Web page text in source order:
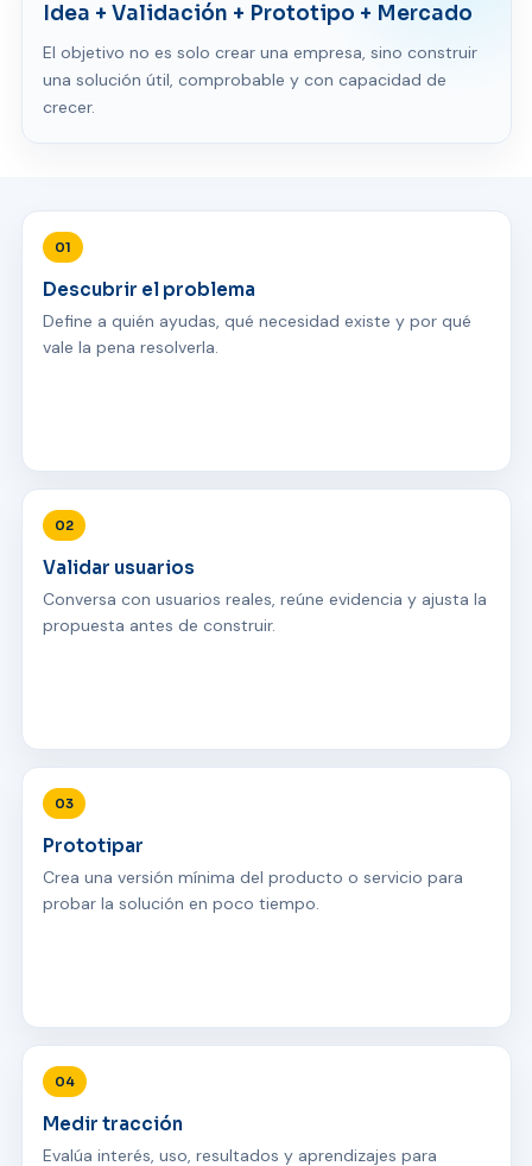
Idea + Validación + Prototipo + Mercado
El objetivo no es solo crear una empresa, sino construir
una solución útil, comprobable y con capacidad de
crecer.
01
Descubrir el problema
Define a quién ayudas, qué necesidad existe y por qué
vale la pena resolverla.
02
Validar usuarios
Conversa con usuarios reales, reúne evidencia y ajusta la
propuesta antes de construir.
03
Prototipar
Crea una versión mínima del producto o servicio para
probar la solución en poco tiempo.
04
Medir tracción
Evalúa interés, uso, resultados y aprendizajes para